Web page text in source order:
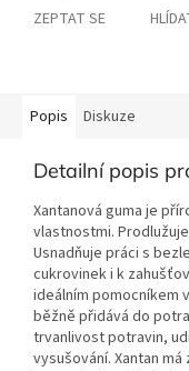
ZEPTAT SE
Popis Diskuze
Detailní popis
Xantanová guma je
vlastnostmi.
Usnadňuje práci s
cukrovinek i k
ideálním pomocníkem
běžně přidává do
trvanlivost potravin,
vysušování. Xantan